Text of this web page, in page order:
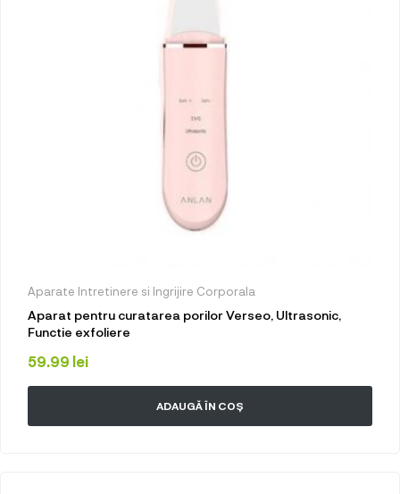
Aparate Intretinere si Ingrijire Corporala
Aparat pentru curatarea porilor Verseo, Ultrasonic,
Functie exfoliere
59.99 lei
ADAUGĂ ÎN COȘ